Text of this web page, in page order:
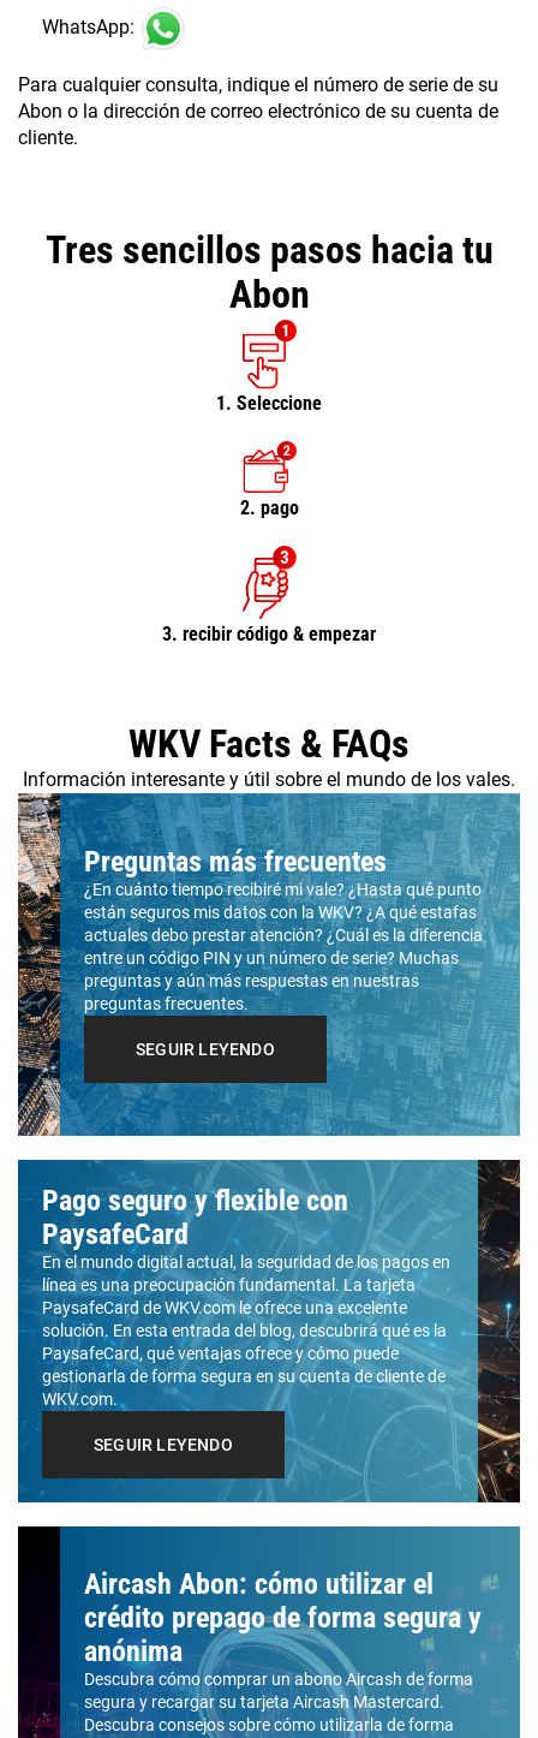
WhatsApp:
Para cualquier consulta, indique el número de serie de su
Abon o la dirección de correo electrónico de su cuenta de
cliente.
Tres sencillos pasos hacia tu
Abon
1. Seleccione
2. pago
3. recibir código & empezar
WKV Facts & FAQs
Información interesante y útil sobre el mundo de los vales.
Preguntas más frecuentes
¿En cuánto tiempo recibiré mi vale? ¿Hasta qué punto
están seguros mis datos con la WKV? ¿A qué estafas
actuales debo prestar atención? ¿Cuál es la diferencia
entre un código PIN y un número de serie? Muchas
preguntas y aún más respuestas en nuestras
preguntas frecuentes.
SEGUIR LEYENDO
Pago seguro y flexible con
PaysafeCard
En el mundo digital actual, la seguridad de los pagos en
línea es una preocupación fundamental. La tarjeta
PaysafeCard de WKV.com le ofrece una excelente
solución. En esta entrada del blog, descubrirá qué es la
PaysafeCard, qué ventajas ofrece y cómo puede
gestionarla de forma segura en su cuenta de cliente de
WKV.com.
SEGUIR LEYENDO
Aircash Abon: cómo utilizar el
crédito prepago de forma segura y
anónima
Descubra cómo comprar un abono Aircash de forma
segura y recargar su tarjeta Aircash Mastercard.
Descubra consejos sobre cómo utilizarla de forma